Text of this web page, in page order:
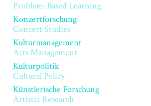
Problem-Based Learning
Konzertforschung
Concert Studies
Kulturmanagement
Arts Management
Kulturpolitik
Cultural Policy
Künstlerische Forschung
Artistic Research